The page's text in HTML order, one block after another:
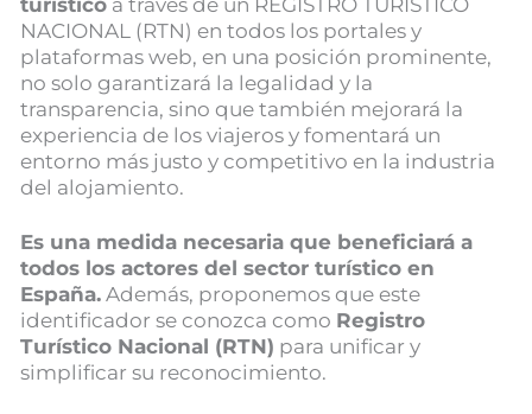
NACIONAL (RTN) en todos los portales y
plataformas web, en una posición prominente,
no solo garantizará la legalidad y la
transparencia, sino que también mejorará la
experiencia de los viajeros y fomentará un
entorno más justo y competitivo en la industria
del alojamiento.
Es una medida necesaria que beneficiará a
todos los actores del sector turístico en
España. Además, proponemos que este
identificador se conozca como Registro
Turístico Nacional (RTN) para unificar y
simplificar su reconocimiento.